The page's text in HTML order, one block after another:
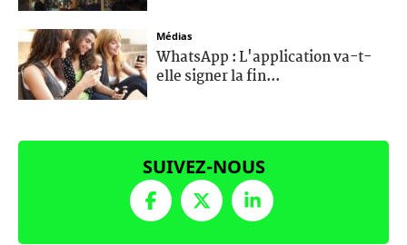
Médias
WhatsApp : L'application va-t-
elle signer la fin...
SUIVEZ-NOUS